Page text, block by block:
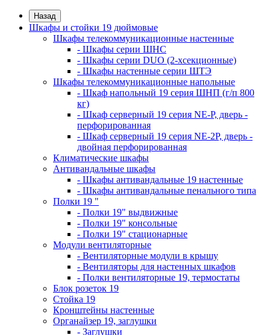
Назад
Шкафы и стойки 19 дюймовые
Шкафы телекоммуникационные настенные
- Шкафы серии ШНС
- Шкафы серии DUO (2-хсекционные)
- Шкафы настенные серии ШТЭ
Шкафы телекоммуникационные напольные
- Шкаф напольный 19 серия ШНП (г/п 800
кг)
- Шкаф серверный 19 серия NE-P, дверь -
перфорированная
- Шкаф серверный 19 серия NE-2P, дверь -
двойная перфорированная
Климатические шкафы
Антивандальные шкафы
- Шкафы антивандальные 19 настенные
- Шкафы антивандальные пенального типа
Полки 19 "
- Полки 19" выдвижные
- Полки 19" консольные
- Полки 19" стационарные
Модули вентиляторные
- Вентиляторные модули в крышу
- Вентиляторы для настенных шкафов
- Полки вентиляторные 19, термостаты
Блок розеток 19
Стойка 19
Кронштейны настенные
Органайзер 19, заглушки
- Заглушки